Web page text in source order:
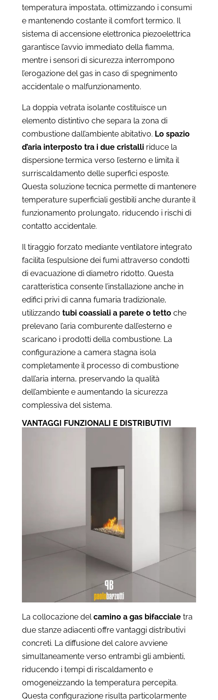
temperatura impostata, ottimizzando i consumi
e mantenendo costante il comfort termico. Il
sistema di accensione elettronica piezoelettrica
garantisce l’avvio immediato della fiamma,
mentre i sensori di sicurezza interrompono
l’erogazione del gas in caso di spegnimento
accidentale o malfunzionamento.
La doppia vetrata isolante costituisce un
elemento distintivo che separa la zona di
combustione dall’ambiente abitativo. Lo spazio
d’aria interposto tra i due cristalliriduce la
dispersione termica verso l’esterno e limita il
surriscaldamento delle superfici esposte.
Questa soluzione tecnica permette di mantenere
temperature superficiali gestibili anche durante il
funzionamento prolungato, riducendo i rischi di
contatto accidentale.
Il tiraggio forzato mediante ventilatore integrato
facilita l’espulsione dei fumi attraverso condotti
di evacuazione di diametro ridotto. Questa
caratteristica consente l’installazione anche in
edifici privi di canna fumaria tradizionale,
utilizzando tubi coassiali a parete o tettoche
prelevano l’aria comburente dall’esterno e
scaricano i prodotti della combustione. La
configurazione a camera stagna isola
completamente il processo di combustione
dall’aria interna, preservando la qualità
dell’ambiente e aumentando la sicurezza
complessiva del sistema.
VANTAGGI FUNZIONALI E DISTRIBUTIVI
La collocazione del camino a gas bifaccialetra
due stanze adiacenti offre vantaggi distributivi
concreti. La diffusione del calore avviene
simultaneamente verso entrambi gli ambienti,
riducendo i tempi di riscaldamento e
omogeneizzando la temperatura percepita.
Questa configurazione risulta particolarmente